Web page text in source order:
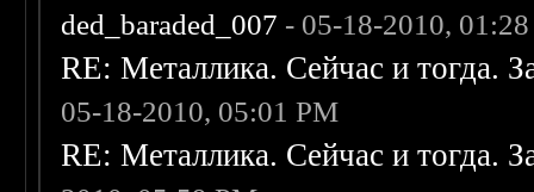
ded_baraded_007 - 05-18-2010,
RE: Металлика. Сейчас и тогда.
05-18-2010, 05:01 PM
RE: Металлика. Сейчас и тогда.